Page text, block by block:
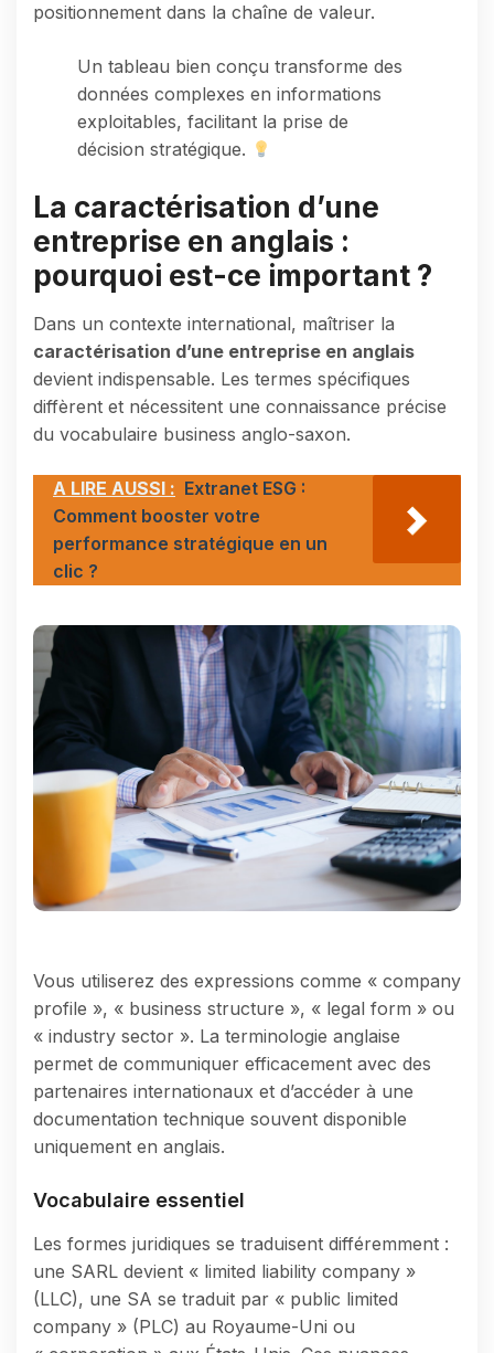
positionnement dans la chaîne de valeur.
Un tableau bien conçu transforme des
données complexes en informations
exploitables, facilitant la prise de
décision stratégique.
La caractérisation d’une
entreprise en anglais :
pourquoi est-ce important ?
Dans un contexte international, maîtriser la
caractérisation d’une entreprise en anglais
devient indispensable. Les termes spécifiques
diffèrent et nécessitent une connaissance précise
du vocabulaire business anglo-saxon.
A LIRE AUSSI : Extranet ESG :
Comment booster votre
performance stratégique en un
clic ?
Vous utiliserez des expressions comme « company
profile », « business structure », « legal form » ou
« industry sector ». La terminologie anglaise
permet de communiquer efficacement avec des
partenaires internationaux et d’accéder à une
documentation technique souvent disponible
uniquement en anglais.
Vocabulaire essentiel
Les formes juridiques se traduisent différemment :
une SARL devient « limited liability company »
(LLC), une SA se traduit par « public limited
company » (PLC) au Royaume-Uni ou